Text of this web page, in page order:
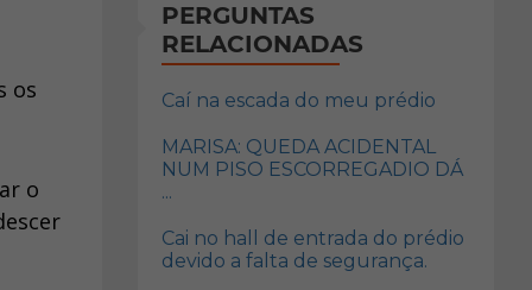
os
o
PERGUNTAS
RELACIONADAS
Caí na escada do meu prédio
MARISA: QUEDA ACIDENTAL
NUM PISO ESCORREGADIO DÁ
...
Cai no hall de entrada do prédio
devido a falta de segurança.